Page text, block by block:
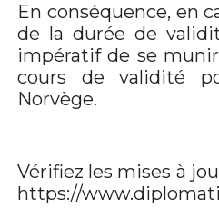
En conséquence, en
de la durée de
impératif de se
cours de validité
Norvège.
Vérifiez les mises à
https://